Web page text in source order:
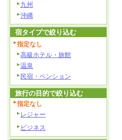
九州
沖縄
宿タイプで絞り込む
指定なし
高級ホテル・旅館
温泉
民宿・ペンション
旅行の目的で絞り込む
指定なし
レジャー
ビジネス